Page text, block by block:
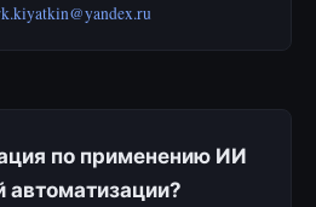
по применению ИИ